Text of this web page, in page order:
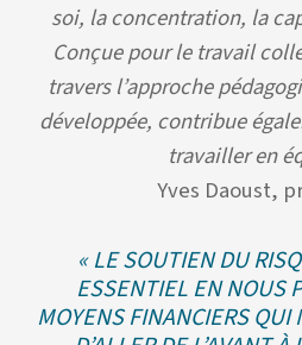
soi, la concentration, la
Conçue pour le travail
travers l’approche
développée, contribue
travailler en
Yves Daoust,
« LE SOUTIEN DU
ESSENTIEL EN NOUS
MOYENS FINANCIERS